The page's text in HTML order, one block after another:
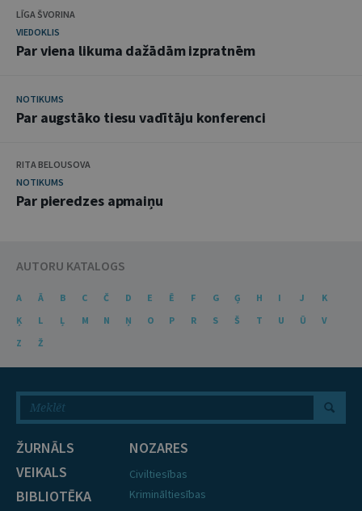
LĪGA ŠVORINA
VIEDOKLIS
Par viena likuma dažādām izpratnēm
NOTIKUMS
Par augstāko tiesu vadītāju konferenci
RITA BELOUSOVA
NOTIKUMS
Par pieredzes apmaiņu
AUTORU KATALOGS
A Ā B C Č D E Ē F G Ģ H I J
K
Ķ
L Ļ M N Ņ O P R S Š T U Ū
V
Z
Ž
ŽURNĀLS
VEIKALS
BIBLIOTĒKA
NOZARES
Civiltiesības
Krimināltiesības